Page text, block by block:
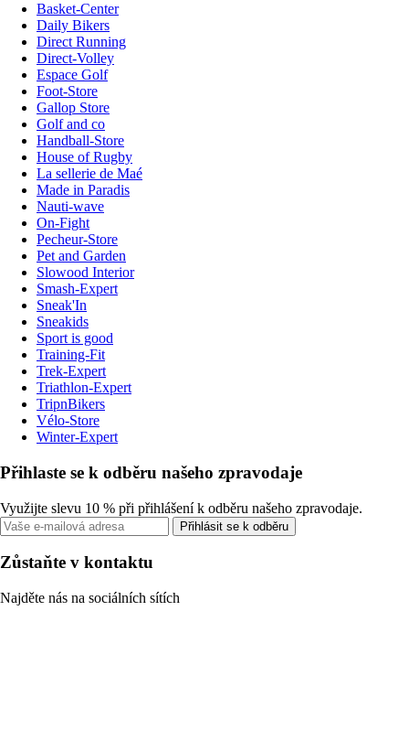
Basket-Center
Daily Bikers
Direct Running
Direct-Volley
Espace Golf
Foot-Store
Gallop Store
Golf and co
Handball-Store
House of Rugby
La sellerie de Maé
Made in Paradis
Nauti-wave
On-Fight
Pecheur-Store
Pet and Garden
Slowood Interior
Smash-Expert
Sneak'In
Sneakids
Sport is good
Training-Fit
Trek-Expert
Triathlon-Expert
TripnBikers
Vélo-Store
Winter-Expert
Přihlaste se k odběru našeho zpravodaje
Využijte slevu 10 % při přihlášení k odběru našeho zpravodaje.
Přihlásit se k odběru
Zůstaňte v kontaktu
Najděte nás na sociálních sítích